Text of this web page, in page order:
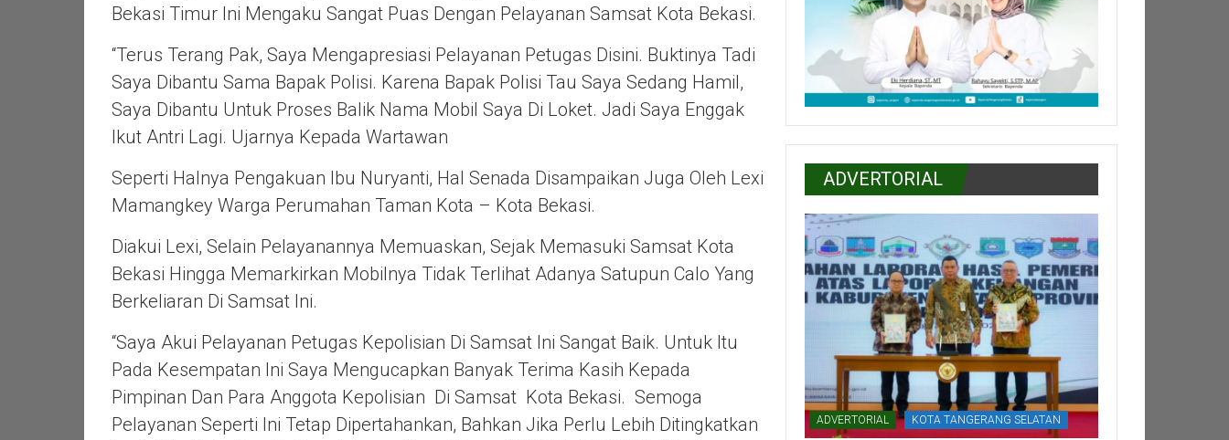
Bekasi Timur Ini Mengaku Sangat Puas Dengan Pelayanan Samsat Kota Bekasi.
“Terus Terang Pak, Saya Mengapresiasi Pelayanan Petugas Disini. Buktinya Tadi
Saya Dibantu Sama Bapak Polisi. Karena Bapak Polisi Tau Saya Sedang Hamil,
Saya Dibantu Untuk Proses Balik Nama Mobil Saya Di Loket. Jadi Saya Enggak
Ikut Antri Lagi. Ujarnya Kepada Wartawan
Seperti Halnya Pengakuan Ibu Nuryanti, Hal Senada Disampaikan Juga Oleh Lexi
Mamangkey Warga Perumahan Taman Kota – Kota Bekasi.
Diakui Lexi, Selain Pelayanannya Memuaskan, Sejak Memasuki Samsat Kota
Bekasi Hingga Memarkirkan Mobilnya Tidak Terlihat Adanya Satupun Calo Yang
Berkeliaran Di Samsat Ini.
“Saya Akui Pelayanan Petugas Kepolisian Di Samsat Ini Sangat Baik. Untuk Itu
Pada Kesempatan Ini Saya Mengucapkan Banyak Terima Kasih Kepada
Pimpinan Dan Para Anggota Kepolisian Di Samsat Kota Bekasi. Semoga
Pelayanan Seperti Ini Tetap Dipertahankan, Bahkan Jika Perlu Lebih Ditingkatkan
ADVERTORIAL
ADVERTORIAL KOTA TANGERANG SELATAN